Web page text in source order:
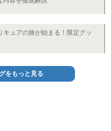
キュアの旅が始まる！限定グッ
をもっと見る